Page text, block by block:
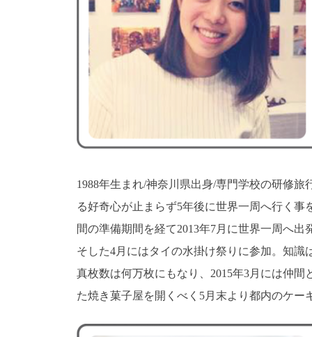
1988年生まれ/神奈川県出身/専門学校の研修
る好奇心が止まらず5年後に世界一周へ行く
間の準備期間を経て2013年7月に世界一周へ
そした4月にはタイの水掛け祭りに参加。知
真枚数は何万枚にもなり、2015年3月には仲
た焼き菓子屋を開くべく5月末より都内のケ